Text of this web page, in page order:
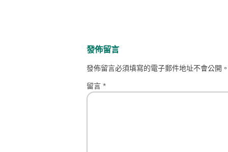
發佈留言
發佈留言必須填寫的電子郵件地址不會公開。
留言 *